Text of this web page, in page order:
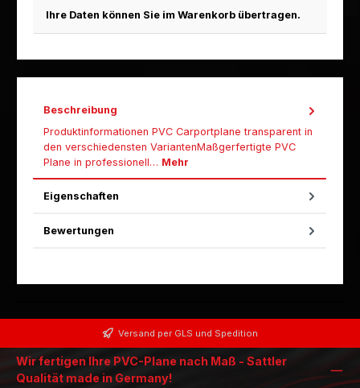
Ihre Daten können Sie im Warenkorb übertragen.
Beschreibung
Produktinformationen PVC Carportplane transparent in
den verschiedensten VariantenMaßgerfertigte PVC
Plane in professionell… Mehr
Eigenschaften
Bewertungen
Versand per GLS und Spedition
Wir fertigen Ihre PVC-Plane nach Maß - Sattler
Qualität made in Germany!